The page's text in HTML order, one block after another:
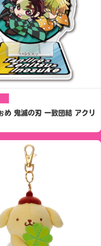
め 鬼滅の刃 一致団結 アクリ